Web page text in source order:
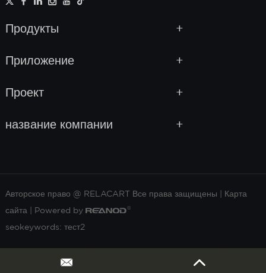
Продукты
Приложение
Проект
название компании
Авторское право @ RELACART Все права защищены | Карта
сайта | Powered by
seokeywords: тест2